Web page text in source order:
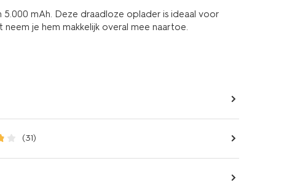
5.000 mAh. Deze draadloze oplader is ideaal voor
je hem makkelijk overal mee naartoe.
(31)